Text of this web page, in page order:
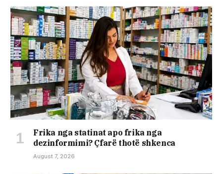
Frika nga statinat apo frika nga
dezinformimi? Çfarë thotë shkenca
August 7, 2026